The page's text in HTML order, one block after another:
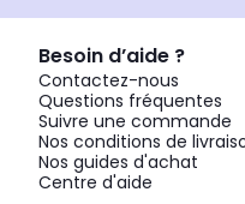
Besoin d’aide ?
Contactez-nous
Questions fréquentes
Suivre une commande
Nos conditions de
Nos guides d'achat
Centre d'aide